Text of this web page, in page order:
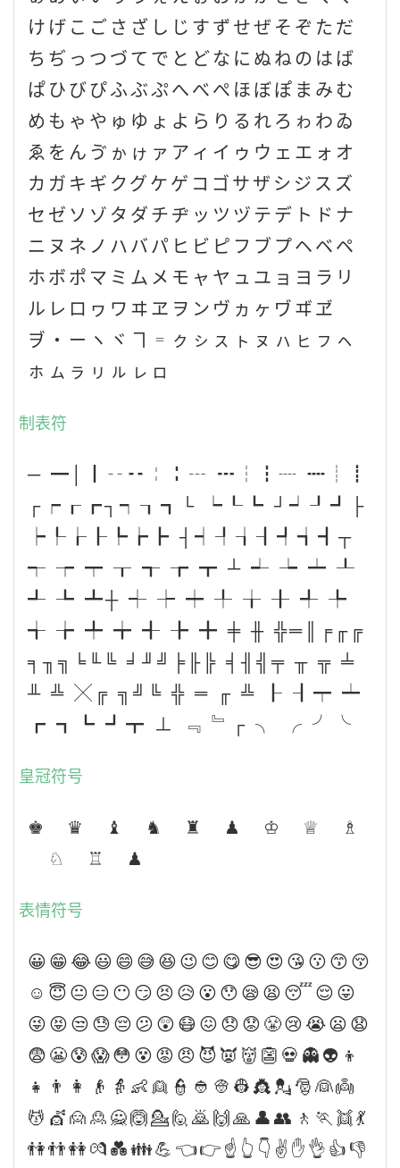
けげこごさざしじすずせぜそぞただ
ちぢっつづてでとどなにぬねのはば
ぱひびぴふぶぷへべぺほぼぽまみむ
めもゃやゅゆょよらりるれろゎわゐ
ゑをんゔゕゖァアィイゥウェエォオ
カガキギクグケゲコゴサザシジスズ
セゼソゾタダチヂッツヅテデトドナ
ニヌネノハバパヒビピフブプヘベペ
ホボポマミムメモャヤュユョヨラリ
ルレロヮワヰヱヲンヴヵヶヷヸヹ
ヺ・ーヽヾヿ゠ㇰㇱㇲㇳㇴㇵㇶㇷㇸ
ㇹㇺㇻㇼㇽㇾㇿ
制表符
─ ━│┃╌╍╎╏┄ ┅┆┇┈ ┉┊┋
┌┍┎┏┐┑┒┓└ ┕┖┗ ┘┙┚┛├
┝┞┟┠┡┢┣ ┤┥┦┧┨┩┪┫┬
┭ ┮ ┯ ┰ ┱ ┲ ┳ ┴ ┵ ┶ ┷ ┸
┹ ┺ ┻┼ ┽ ┾ ┿ ╀ ╁ ╂ ╃ ╄
╅ ╆ ╇ ╈ ╉ ╊ ╋ ╪ ╫ ╬═║╒╓╔
╕╖╗╘╙╚ ╛╜╝╞╟╠ ╡╢╣╤ ╥ ╦ ╧
╨ ╩ ╳╔ ╗╝╚ ╬ ═ ╓ ╩ ┠ ┨┯ ┷
┏ ┓┗ ┛┳ ⊥ ﹃ ﹄┌ ╮ ╭ ╯╰
皇冠符号
♚ ♛ ♝ ♞ ♜ ♟ ♔ ♕ ♗
♘ ♖ ♟
表情符号
😀😁😂😃😄😅😆😉😊😋😎😍😘😗😙😚
☺😇😐😑😶😏😣😥😮😯😪😫😴😌😛
😜😝😒😓😔😕😲😷😖😞😟😤😢😭😦😧
😨😬😰😱😳😵😡😠😈👿👹👺💀👻👽👦
👧👨👩👴👵👶👱👮👲👳👷👸💂🎅👰👼
💆💇🙍🙎🙅🙆💁🙋🙇🙌🙏👤👥🚶🏃👯💃
👫👬👭💏💑👪💪👈👉☝👆👇✌✋👌👍👎